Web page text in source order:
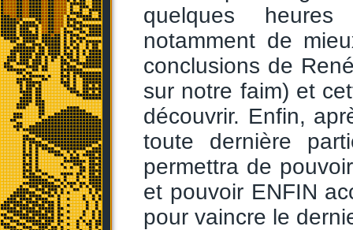
quelques heures
notamment de
conclusions de
sur notre faim) et
découvrir. Enfin,
toute dernière
permettra de
et pouvoir ENFIN
pour vaincre le